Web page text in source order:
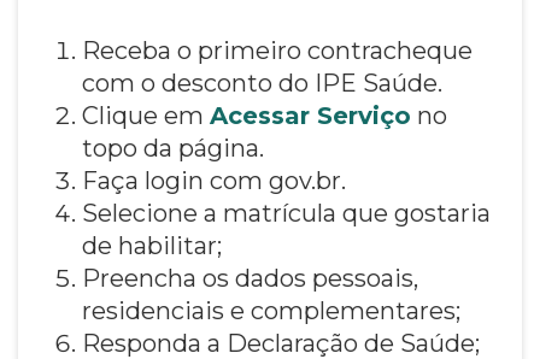
Receba o primeiro contracheque
com o desconto do IPE Saúde.
Clique em Acessar Serviço no
topo da página.
Faça login com gov.br.
Selecione a matrícula que gostaria
de habilitar;
Preencha os dados pessoais,
residenciais e complementares;
Responda a Declaração de Saúde;